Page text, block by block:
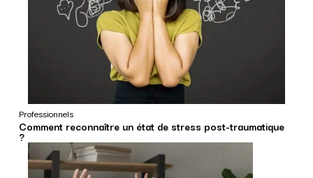
Professionnels
Comment reconnaître un état de stress post-traumatique
?